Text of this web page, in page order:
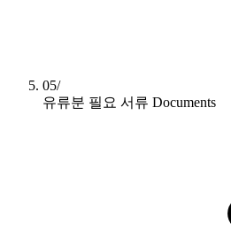
05/
유류분 필요 서류 Documents